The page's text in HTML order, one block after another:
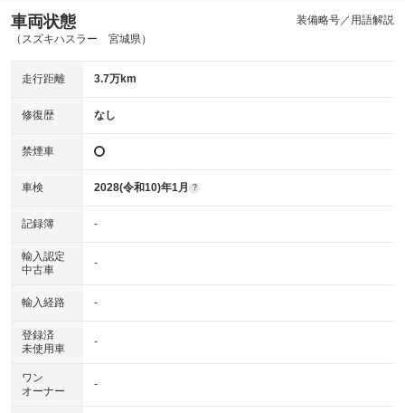
車両状態
（スズキハスラー 宮城県）
装備略号／用語解説
走行距離 3.7万km
修復歴 なし
禁煙車
車検 2028(令和10)年1月 ?
記録簿 -
輸入認定
中古車
-
輸入経路 -
登録済
未使用車
-
ワン
オーナー
-